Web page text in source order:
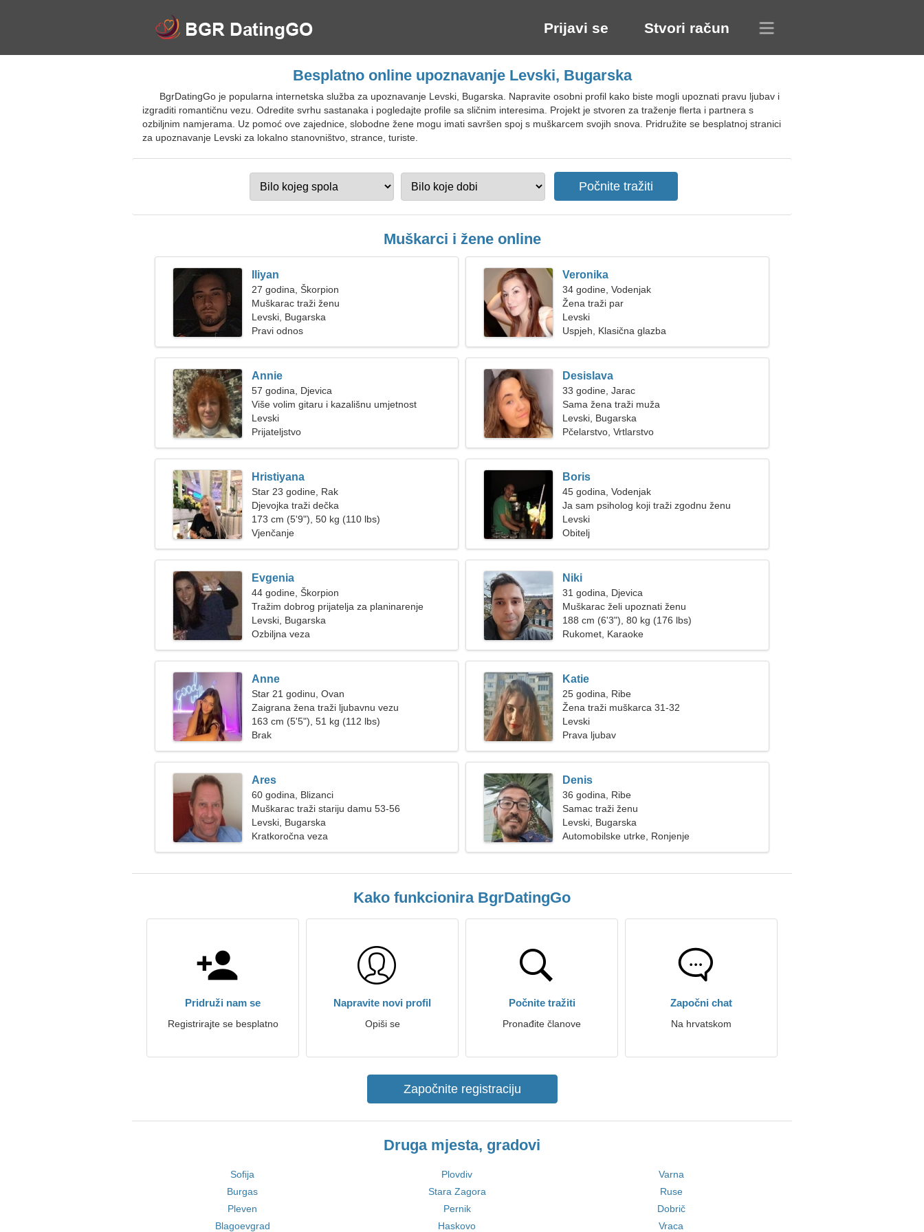
Prijavi se Stvori račun
Besplatno online upoznavanje Levski, Bugarska
BgrDatingGo je popularna internetska služba za upoznavanje Levski, Bugarska. Napravite osobni profil kako biste mogli upoznati pravu ljubav i
izgraditi romantičnu vezu. Odredite svrhu sastanaka i pogledajte profile sa sličnim interesima. Projekt je stvoren za traženje flerta i partnera s
ozbiljnim namjerama. Uz pomoć ove zajednice, slobodne žene mogu imati savršen spoj s muškarcem svojih snova. Pridružite se besplatnoj stranici
za upoznavanje Levski za lokalno stanovništvo, strance, turiste.
Muškarci i žene online
Iliyan
27 godina, Škorpion
Muškarac traži ženu
Levski, Bugarska
Pravi odnos
Veronika
34 godine, Vodenjak
Žena traži par
Levski
Uspjeh, Klasična glazba
Annie
57 godina, Djevica
Više volim gitaru i kazališnu umjetnost
Levski
Prijateljstvo
Desislava
33 godine, Jarac
Sama žena traži muža
Levski, Bugarska
Pčelarstvo, Vrtlarstvo
Hristiyana
Star 23 godine, Rak
Djevojka traži dečka
173 cm (5'9"), 50 kg (110 lbs)
Vjenčanje
Boris
45 godina, Vodenjak
Ja sam psiholog koji traži zgodnu ženu
Levski
Obitelj
Evgenia
44 godine, Škorpion
Tražim dobrog prijatelja za planinarenje
Levski, Bugarska
Ozbiljna veza
Niki
31 godina, Djevica
Muškarac želi upoznati ženu
188 cm (6'3"), 80 kg (176 lbs)
Rukomet, Karaoke
Anne
Star 21 godinu, Ovan
Zaigrana žena traži ljubavnu vezu
163 cm (5'5"), 51 kg (112 lbs)
Brak
Katie
25 godina, Ribe
Žena traži muškarca 31-32
Levski
Prava ljubav
Ares
60 godina, Blizanci
Muškarac traži stariju damu 53-56
Levski, Bugarska
Kratkoročna veza
Denis
36 godina, Ribe
Samac traži ženu
Levski, Bugarska
Automobilske utrke, Ronjenje
Kako funkcionira BgrDatingGo
Pridruži nam se
Registrirajte se besplatno
Napravite novi profil
Opiši se
Počnite tražiti
Pronađite članove
Započni chat
Na hrvatskom
Započnite registraciju
Druga mjesta, gradovi
Sofija Plovdiv
Varna
Burgas
Stara Zagora
Ruse
Pleven
Pernik
Dobrič
Blagoevgrad
Haskovo Vraca